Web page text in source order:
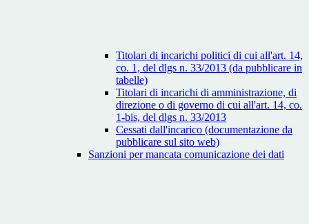
Titolari di incarichi politici di cui all'art. 14,
co. 1, del dlgs n. 33/2013 (da pubblicare in
tabelle)
Titolari di incarichi di amministrazione, di
direzione o di governo di cui all'art. 14, co.
1-bis, del dlgs n. 33/2013
Cessati dall'incarico (documentazione da
pubblicare sul sito web)
Sanzioni per mancata comunicazione dei dati